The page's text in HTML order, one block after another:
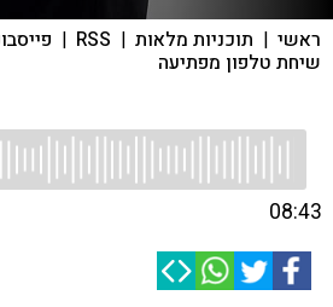
ראשי | תוכניות מלאות |
RSS
|
שיחת טלפון מפתיעה
08:43